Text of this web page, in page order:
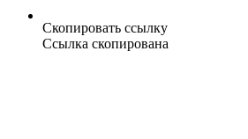
Скопировать ссылку
Ссылка скопирована